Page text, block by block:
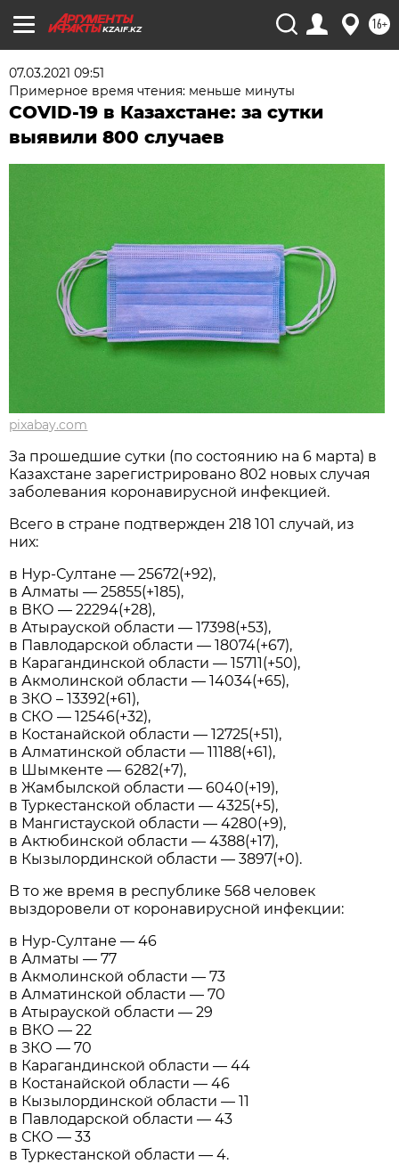
KZAIF.KZ 16+
07.03.2021 09:51
Примерное время чтения: меньше минуты
COVID-19 в Казахстане: за сутки
выявили 800 случаев
pixabay.com
За прошедшие сутки (по состоянию на 6 марта) в
Казахстане зарегистрировано 802 новых случая
заболевания коронавирусной инфекцией.
Всего в стране подтвержден 218 101 случай, из
них:
в Нур-Султане — 25672(+92),
в Алматы — 25855(+185),
в ВКО — 22294(+28),
в Атырауской области — 17398(+53),
в Павлодарской области — 18074(+67),
в Карагандинской области — 15711(+50),
в Акмолинской области — 14034(+65),
в ЗКО – 13392(+61),
в СКО — 12546(+32),
в Костанайской области — 12725(+51),
в Алматинской области — 11188(+61),
в Шымкенте — 6282(+7),
в Жамбылской области — 6040(+19),
в Туркестанской области — 4325(+5),
в Мангистауской области — 4280(+9),
в Актюбинской области — 4388(+17),
в Кызылординской области — 3897(+0).
В то же время в республике 568 человек
выздоровели от коронавирусной инфекции:
в Нур-Султане — 46
в Алматы — 77
в Акмолинской области — 73
в Алматинской области — 70
в Атырауской области — 29
в ВКО — 22
в ЗКО — 70
в Карагандинской области — 44
в Костанайской области — 46
в Кызылординской области — 11
в Павлодарской области — 43
в СКО — 33
в Туркестанской области — 4.